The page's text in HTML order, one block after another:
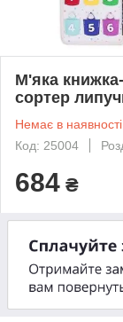
М'яка книжка-
сортер
Немає в наявності
Код: 25004
684 ₴